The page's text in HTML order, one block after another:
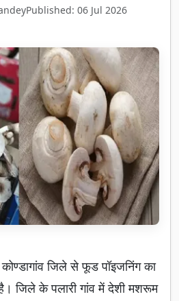
Published: 06 Jul 2026
जिले से फूड पॉइजनिंग का
जिले के पलारी गांव में देशी मशरूम